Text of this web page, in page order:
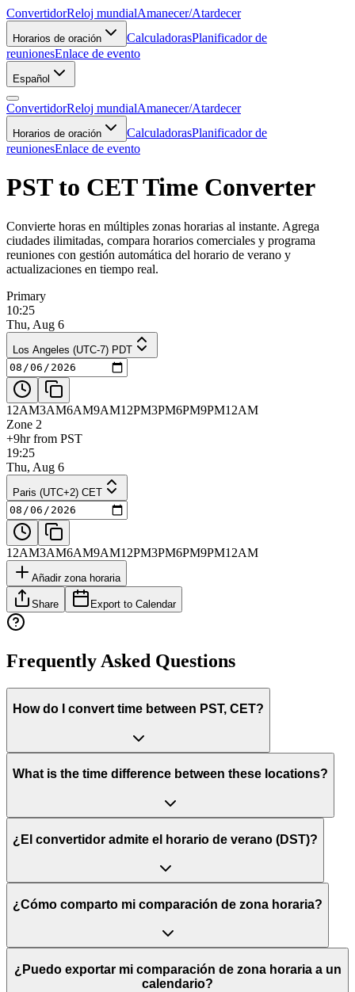
ConvertidorReloj mundialAmanecer/Atardecer
Horarios de oración CalculadorasPlanificador de
reunionesEnlace de evento
Español
ConvertidorReloj mundialAmanecer/Atardecer
Horarios de oración CalculadorasPlanificador de
reunionesEnlace de evento
PST to CET Time Converter
Convierte horas en múltiples zonas horarias al instante. Agrega
ciudades ilimitadas, compara horarios comerciales y programa
reuniones con gestión automática del horario de verano y
actualizaciones en tiempo real.
Primary
10:25
Thu, Aug 6
Los Angeles (UTC-7) PDT
12AM3AM6AM9AM12PM3PM6PM9PM12AM
Zone 2
+9hr from PST
19:25
Thu, Aug 6
Paris (UTC+2) CET
12AM3AM6AM9AM12PM3PM6PM9PM12AM
Añadir zona horaria
Share Export to Calendar
Frequently Asked Questions
How do I convert time between PST, CET?
What is the time difference between these locations?
¿El convertidor admite el horario de verano (DST)?
¿Cómo comparto mi comparación de zona horaria?
¿Puedo exportar mi comparación de zona horaria a un
calendario?